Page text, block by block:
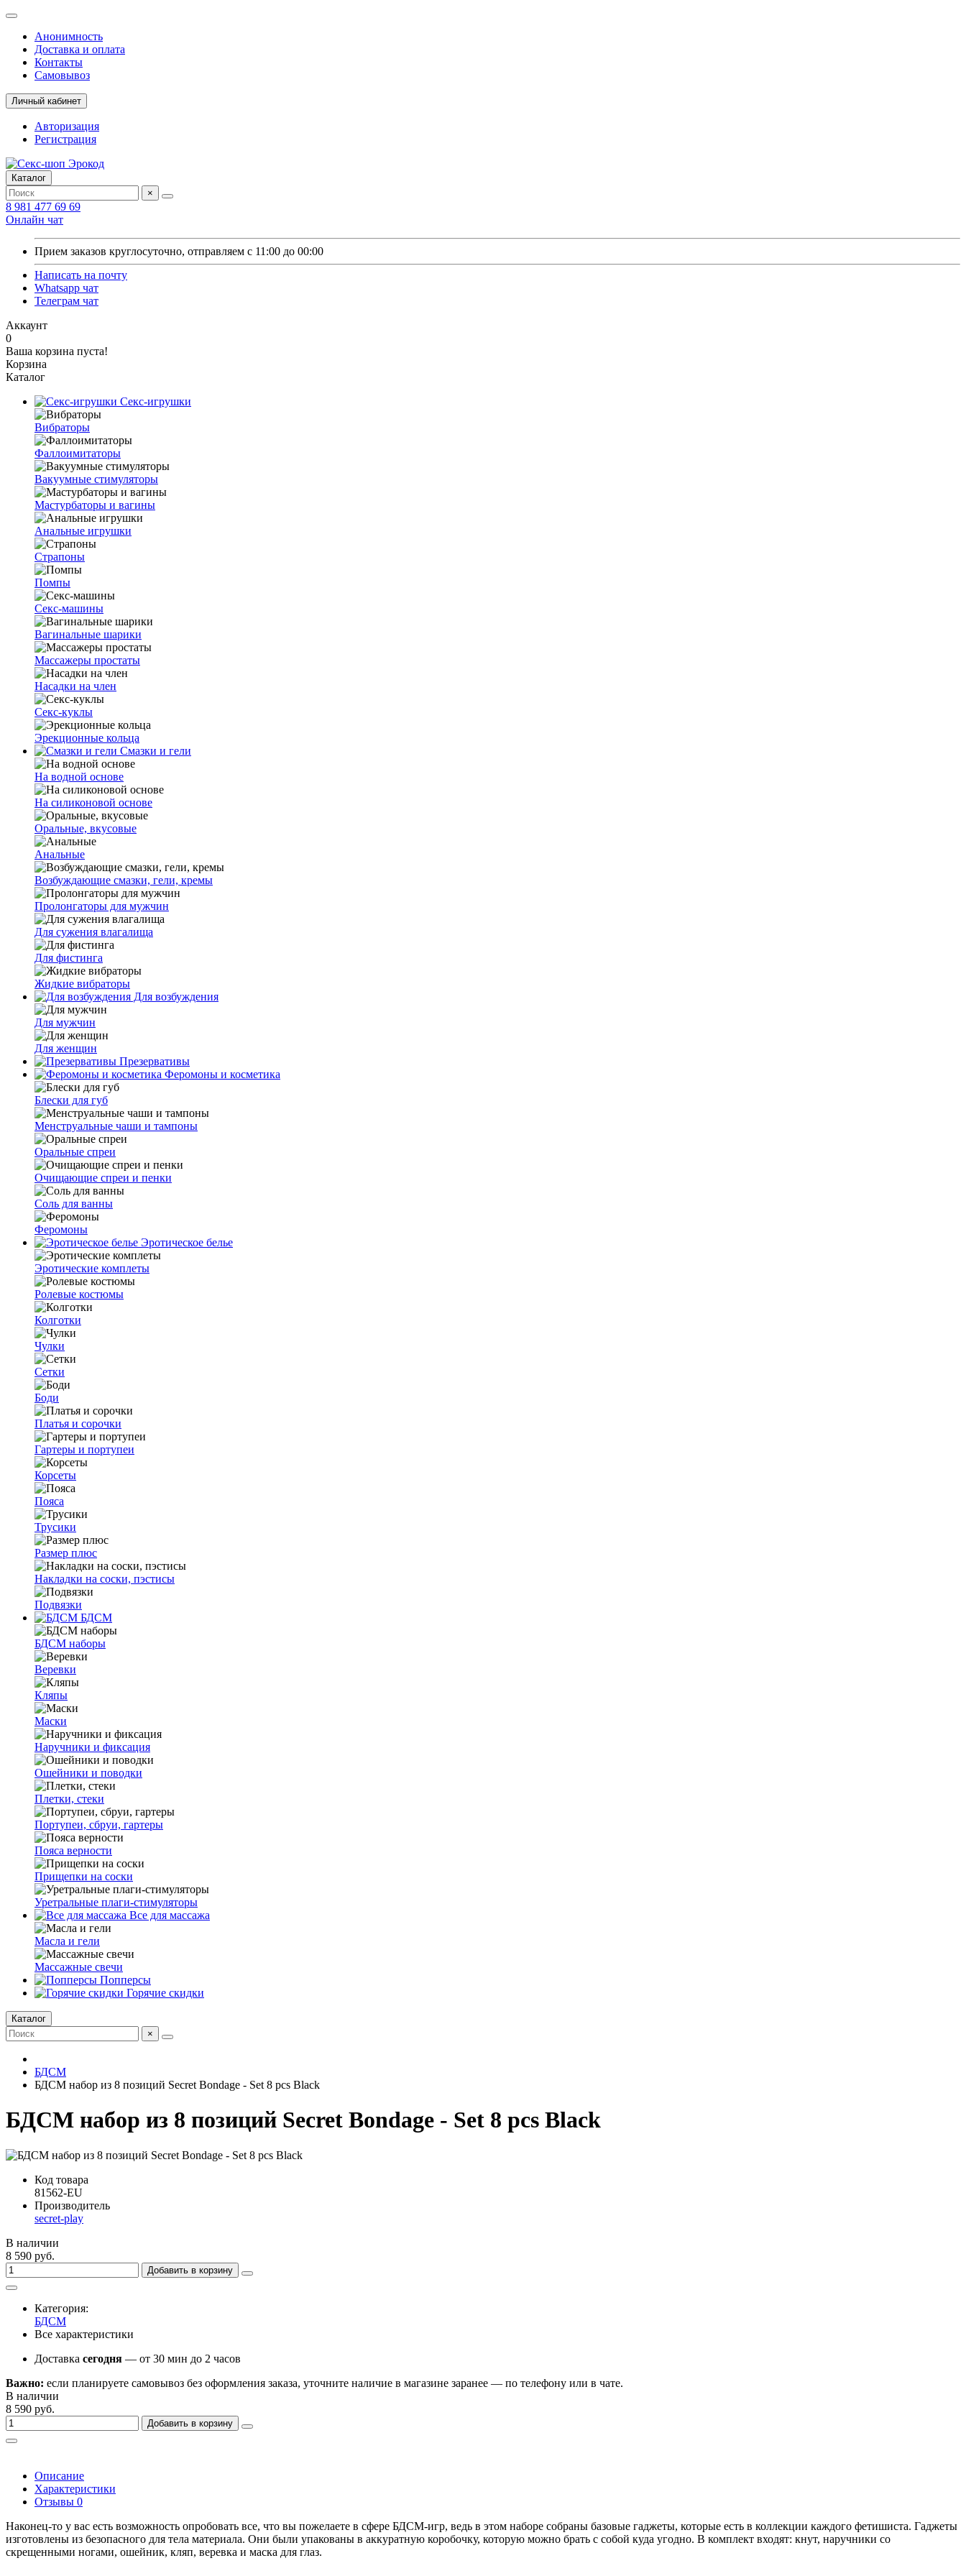
Анонимность
Доставка и оплата
Контакты
Самовывоз
Личный кабинет
Авторизация
Регистрация
Каталог
×
8 981 477 69 69
Онлайн чат
Прием заказов круглосуточно, отправляем с 11:00 до 00:00
Написать на почту
Whatsapp чат
Телеграм чат
Аккаунт
0
Ваша корзина пуста!
Корзина
Каталог
Секс-игрушки
Вибраторы
Фаллоимитаторы
Вакуумные стимуляторы
Мастурбаторы и вагины
Анальные игрушки
Страпоны
Помпы
Секс-машины
Вагинальные шарики
Массажеры простаты
Насадки на член
Секс-куклы
Эрекционные кольца
Смазки и гели
На водной основе
На силиконовой основе
Оральные, вкусовые
Анальные
Возбуждающие смазки, гели, кремы
Пролонгаторы для мужчин
Для сужения влагалища
Для фистинга
Жидкие вибраторы
Для возбуждения
Для мужчин
Для женщин
Презервативы
Феромоны и косметика
Блески для губ
Менструальные чаши и тампоны
Оральные спреи
Очищающие спреи и пенки
Соль для ванны
Феромоны
Эротическое белье
Эротические комплеты
Ролевые костюмы
Колготки
Чулки
Сетки
Боди
Платья и сорочки
Гартеры и портупеи
Корсеты
Пояса
Трусики
Размер плюс
Накладки на соски, пэстисы
Подвязки
БДСМ
БДСМ наборы
Веревки
Кляпы
Маски
Наручники и фиксация
Ошейники и поводки
Плетки, стеки
Портупеи, сбруи, гартеры
Пояса верности
Прищепки на соски
Уретральные плаги-стимуляторы
Все для массажа
Масла и гели
Массажные свечи
Попперсы
Горячие скидки
Каталог
×
БДСМ
БДСМ набор из 8 позиций Secret Bondage - Set 8 pcs Black
БДСМ набор из 8 позиций Secret Bondage - Set 8 pcs Black
Код товара
81562-EU
Производитель
secret-play
В наличии
8 590 руб.
Добавить в корзину
Категория:
БДСМ
Все характеристики
Доставка сегодня — от 30 мин до 2 часов
Важно: если планируете самовывоз без оформления заказа, уточните наличие в магазине заранее — по телефону или в чате.
В наличии
8 590 руб.
Добавить в корзину
Описание
Характеристики
Отзывы 0
Наконец-то у вас есть возможность опробовать все, что вы пожелаете в сфере БДСМ-игр, ведь в этом наборе собраны базовые гаджеты, которые есть в коллекции каждого фетишиста. Гаджеты
изготовлены из безопасного для тела материала. Они были упакованы в аккуратную коробочку, которую можно брать с собой куда угодно. В комплект входят: кнут, наручники со
скрещенными ногами, ошейник, кляп, веревка и маска для глаз.